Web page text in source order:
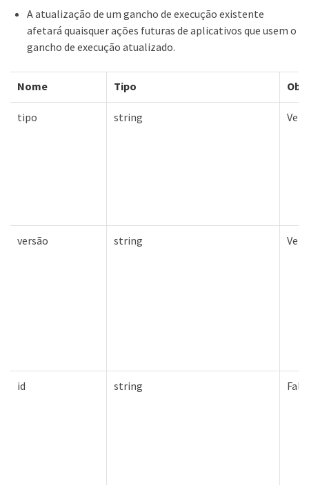
A atualização de um gancho de execução existente
afetará quaisquer ações futuras de aplicativos que usem o
gancho de execução atualizado.
Nome Tipo
tipo string
versão string
id string